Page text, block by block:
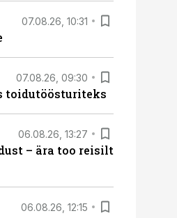
07.08.26, 10:31
07.08.26, 09:30
toidutöösturiteks
06.08.26, 13:27
– ära too reisilt
06.08.26, 12:15